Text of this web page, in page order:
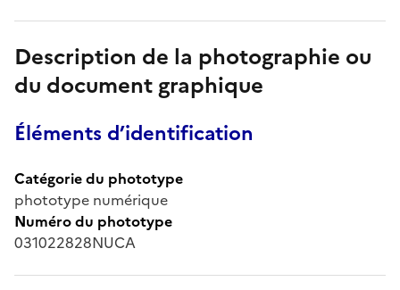
Description de la photographie ou
du document graphique
Éléments d’identification
Catégorie du phototype
phototype numérique
Numéro du phototype
031022828NUCA